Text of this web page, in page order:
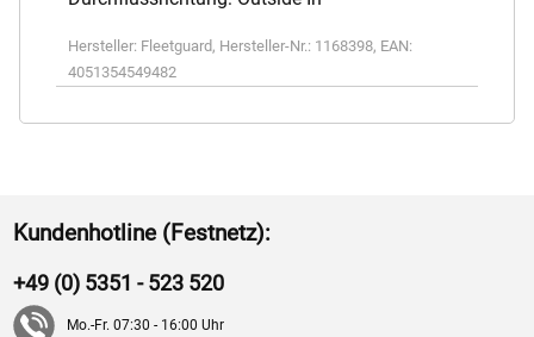
Hersteller: Fleetguard , Hersteller-Nr.: 1168398, EAN:
4051354549482
Kundenhotline (Festnetz):
+49 (0) 5351 - 523 520
Mo.-Fr. 07:30 - 16:00 Uhr